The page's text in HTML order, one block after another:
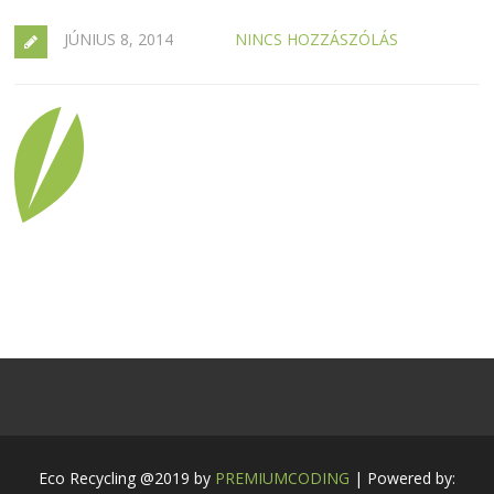
JÚNIUS 8, 2014 NINCS HOZZÁSZÓLÁS
Eco Recycling @2019 by PREMIUMCODING | Powered by: